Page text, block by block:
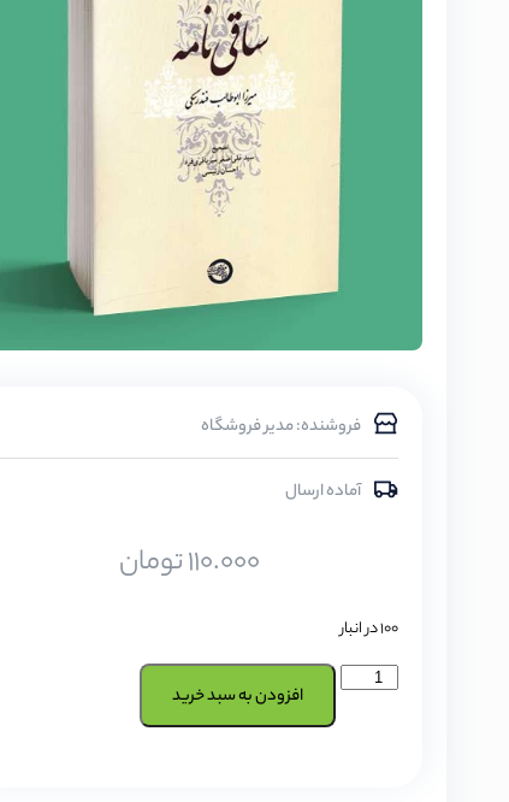
فروشنده: مدیر فروشگاه
آماده ارسال
110.000تومان
100 در انبار
افزودن به سبد خرید